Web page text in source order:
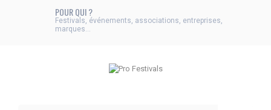
POUR QUI ?
Festivals, événements, associations, entreprises,
marques...